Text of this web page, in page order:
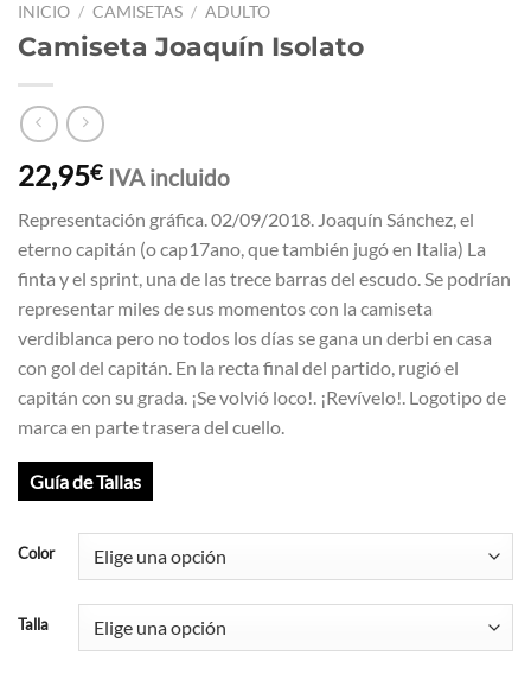
INICIO / CAMISETAS / ADULTO
Camiseta Joaquín Isolato
22,95€ IVA incluido
Representación gráfica. 02/09/2018. Joaquín Sánchez, el
eterno capitán (o cap17ano, que también jugó en Italia) La
finta y el sprint, una de las trece barras del escudo. Se podrían
representar miles de sus momentos con la camiseta
verdiblanca pero no todos los días se gana un derbi en casa
con gol del capitán. En la recta final del partido, rugió el
capitán con su grada. ¡Se volvió loco!. ¡Revívelo!. Logotipo de
marca en parte trasera del cuello.
Guía de Tallas
Color
Talla